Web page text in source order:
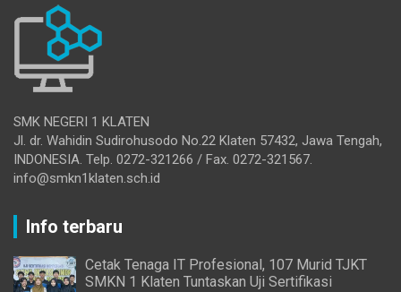
SMK NEGERI 1 KLATEN
Jl. dr. Wahidin Sudirohusodo No.22 Klaten 57432, Jawa Tengah,
INDONESIA. Telp. 0272-321266 / Fax. 0272-321567.
info@smkn1klaten.sch.id
Info terbaru
Cetak Tenaga IT Profesional, 107 Murid TJKT
SMKN 1 Klaten Tuntaskan Uji Sertifikasi